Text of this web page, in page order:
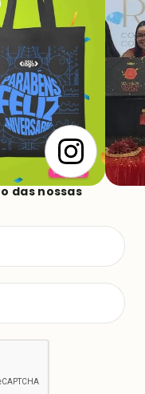
das nossas